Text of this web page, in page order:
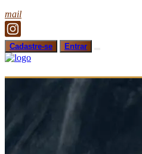
mail
Cadastre-se Entrar